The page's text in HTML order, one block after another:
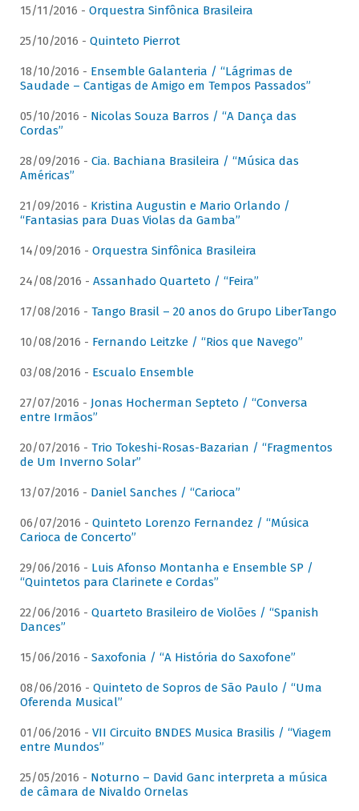
15/11/2016 - Orquestra Sinfônica Brasileira
25/10/2016 - Quinteto Pierrot
18/10/2016 - Ensemble Galanteria / “Lágrimas de
Saudade – Cantigas de Amigo em Tempos Passados”
05/10/2016 - Nicolas Souza Barros / “A Dança das
Cordas”
28/09/2016 - Cia. Bachiana Brasileira / “Música das
Américas”
21/09/2016 - Kristina Augustin e Mario Orlando /
“Fantasias para Duas Violas da Gamba”
14/09/2016 - Orquestra Sinfônica Brasileira
24/08/2016 - Assanhado Quarteto / “Feira”
17/08/2016 - Tango Brasil – 20 anos do Grupo LiberTango
10/08/2016 - Fernando Leitzke / “Rios que Navego”
03/08/2016 - Escualo Ensemble
27/07/2016 - Jonas Hocherman Septeto / “Conversa
entre Irmãos”
20/07/2016 - Trio Tokeshi-Rosas-Bazarian / “Fragmentos
de Um Inverno Solar”
13/07/2016 - Daniel Sanches / “Carioca”
06/07/2016 - Quinteto Lorenzo Fernandez / “Música
Carioca de Concerto”
29/06/2016 - Luis Afonso Montanha e Ensemble SP /
“Quintetos para Clarinete e Cordas”
22/06/2016 - Quarteto Brasileiro de Violões / “Spanish
Dances”
15/06/2016 - Saxofonia / “A História do Saxofone”
08/06/2016 - Quinteto de Sopros de São Paulo / “Uma
Oferenda Musical”
01/06/2016 - VII Circuito BNDES Musica Brasilis / “Viagem
entre Mundos”
25/05/2016 - Noturno – David Ganc interpreta a música
de câmara de Nivaldo Ornelas